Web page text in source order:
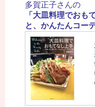
多賀正子さんの
「大皿料理でおも
と、かんたんコー